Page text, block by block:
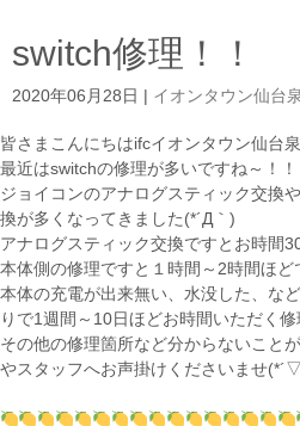
switch修理！！
2020年06月28日 イオンタウン仙台
皆さまこんにちはifcイオンタウン仙台
最近はswitchの修理が多いですね～！！
ジョイコンのアナログスティック交換
換が多くなってきました(*´Д｀)
アナログスティック交換ですとお時間
本体側の修理ですと１時間～2時間ほど
本体の充電が出来無い、水没した、な
りで1週間～10日ほどお時間いただく修
その他の修理箇所など分からないこと
やスタッフへお声掛けくださいませ